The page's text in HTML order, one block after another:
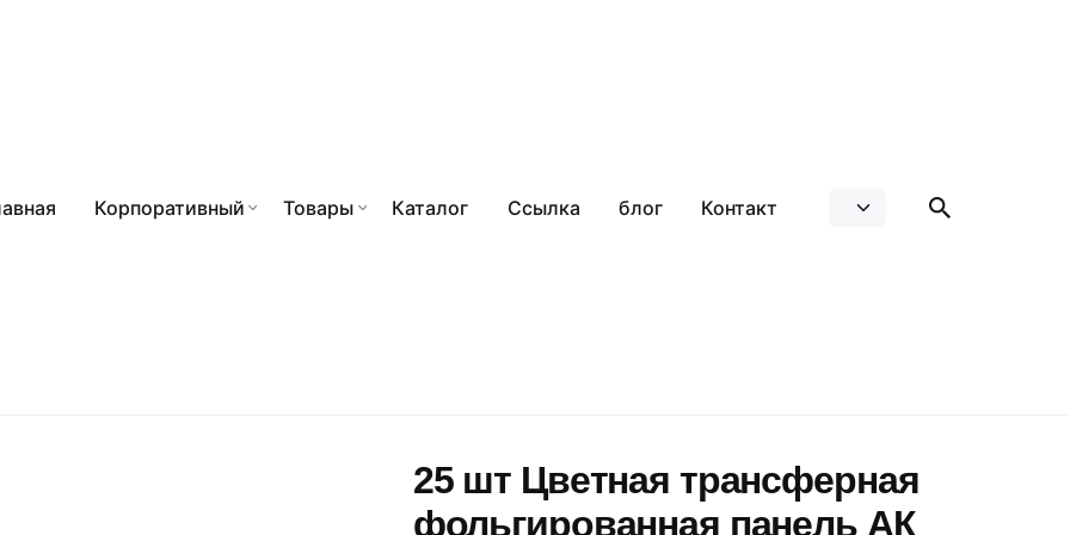
Корпоративный Товары Каталог Ссылка блог Контакт
25 шт Цветная трансферная
фольгированная панель АК